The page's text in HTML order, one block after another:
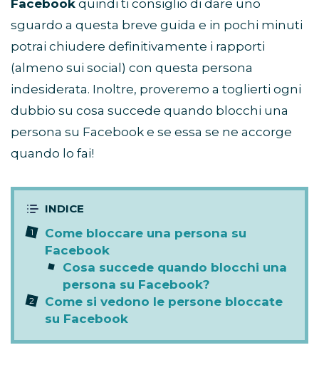
Facebook quindi ti consiglio di dare uno
sguardo a questa breve guida e in pochi minuti
potrai chiudere definitivamente i rapporti
(almeno sui social) con questa persona
indesiderata. Inoltre, proveremo a toglierti ogni
dubbio su cosa succede quando blocchi una
persona su Facebook e se essa se ne accorge
quando lo fai!
Come bloccare una persona su
Facebook
Cosa succede quando blocchi una
persona su Facebook?
Come si vedono le persone bloccate
su Facebook